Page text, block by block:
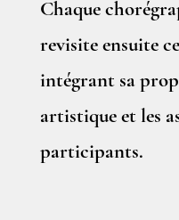
Chaque
revisite ensuite
intégrant sa
artistique et les
participants.